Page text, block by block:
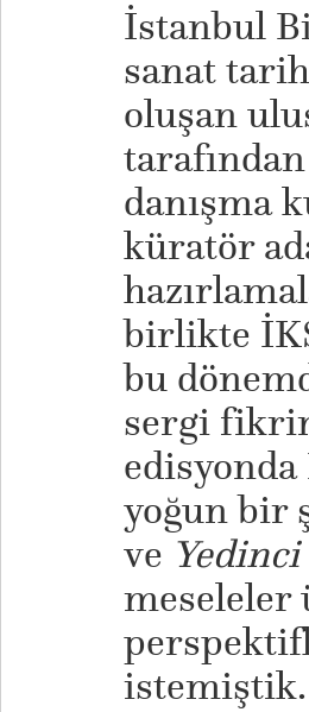
İstanbul
sanat
oluşan
danışma
küratör
birlikte
bu
sergi
edisyonda
yoğun bir
ve Yedinci
meseleler
istemiştik.